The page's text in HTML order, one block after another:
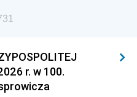
r. w 100.